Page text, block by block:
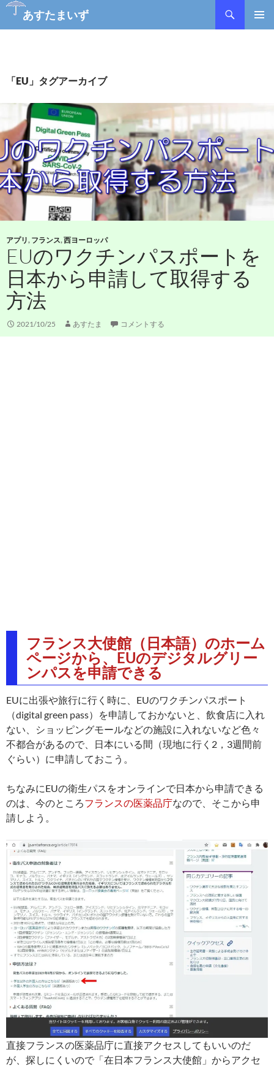
あすたまいず
検
ツ
ス
ッ
プ
「EU」タグアーカイブ
アプリ, フランス,西ヨーロッパ
EUのワクチンパスポートを
日本から申請して取得する
方法
2021/10/25 あすたま コメントする
フランス大使館（日本語）のホーム
ページから、EUのデジタルグリー
ンパスを申請できる
EUに出張や旅行に行く時に、EUのワクチンパスポート
（digital green pass）を申請しておかないと、飲食店に入れ
ない、ショッピングモールなどの施設に入れないなど色々
不都合があるので、日本にいる間（現地に行く2，3週間前
ぐらい）に申請しておこう。
ちなみにEUの衛生パスをオンラインで日本から申請できる
のは、今のところフランスの医薬品庁なので、そこから申
請しよう。
直接フランスの医薬品庁に直接アクセスしてもいいのだ
が、探しにくいので「在日本フランス大使館」からアクセ